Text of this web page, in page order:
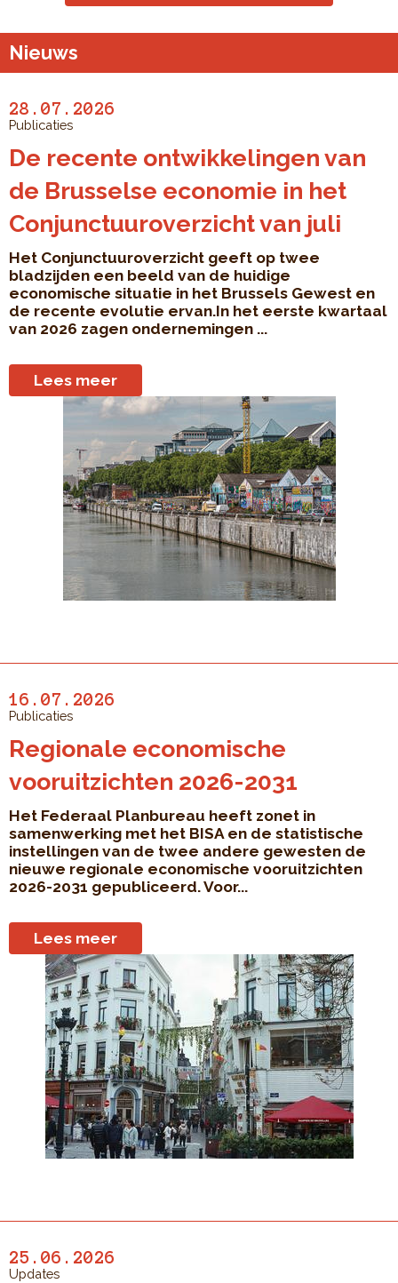
Nieuws
28.07.2026
Publicaties
De recente ontwikkelingen van
de Brusselse economie in het
Conjunctuuroverzicht van juli
Het Conjunctuuroverzicht geeft op twee
bladzijden een beeld van de huidige
economische situatie in het Brussels Gewest en
de recente evolutie ervan.In het eerste kwartaal
van 2026 zagen ondernemingen ...
Lees meer
16.07.2026
Publicaties
Regionale economische
vooruitzichten 2026-2031
Het Federaal Planbureau heeft zonet in
samenwerking met het BISA en de statistische
instellingen van de twee andere gewesten de
nieuwe regionale economische vooruitzichten
2026-2031 gepubliceerd. Voor...
Lees meer
25.06.2026
Updates